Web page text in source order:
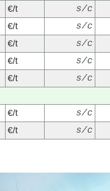
€/t s/c
€/t s/c
€/t s/c
€/t s/c
€/t s/c
€/t s/c
€/t s/c